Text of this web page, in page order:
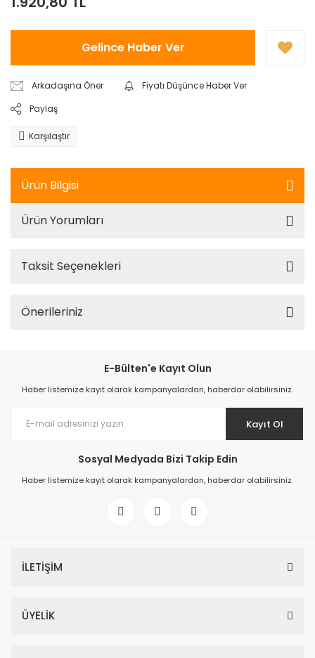
Gelince Haber Ver
Arkadaşına Öner
Fiyatı Düşünce Haber Ver
Paylaş
Karşılaştır
Ürün Bilgisi
Ürün Yorumları
Taksit Seçenekleri
Önerileriniz
E-Bülten'e Kayıt Olun
Haber listemize kayıt olarak kampanyalardan, haberdar olabilirsiniz.
Kayıt Ol
Sosyal Medyada Bizi Takip Edin
Haber listemize kayıt olarak kampanyalardan, haberdar olabilirsiniz.
İLETİŞİM
ÜYELİK